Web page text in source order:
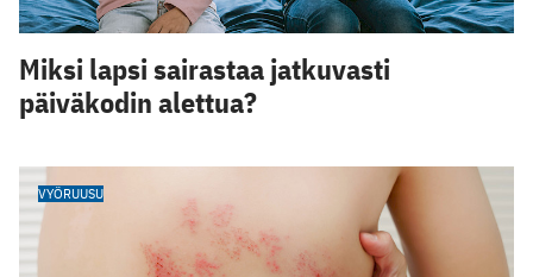
Miksi lapsi sairastaa jatkuvasti
päiväkodin alettua?
VYÖRUUSU